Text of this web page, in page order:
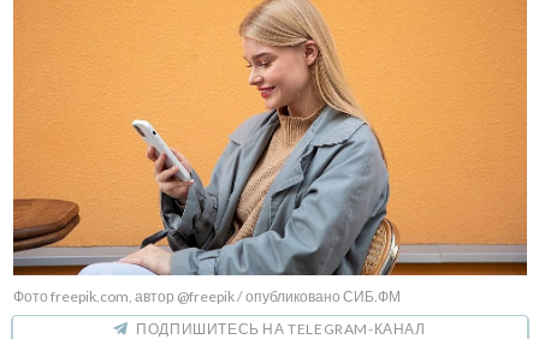
Фото freepik.com, автор @freepik / опубликовано СИБ.ФМ
ПОДПИШИТЕСЬ НА TELEGRAM-КАНАЛ